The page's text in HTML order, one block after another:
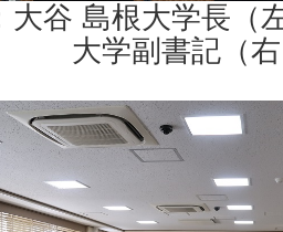
大谷 島根大学長（
大学副書記（